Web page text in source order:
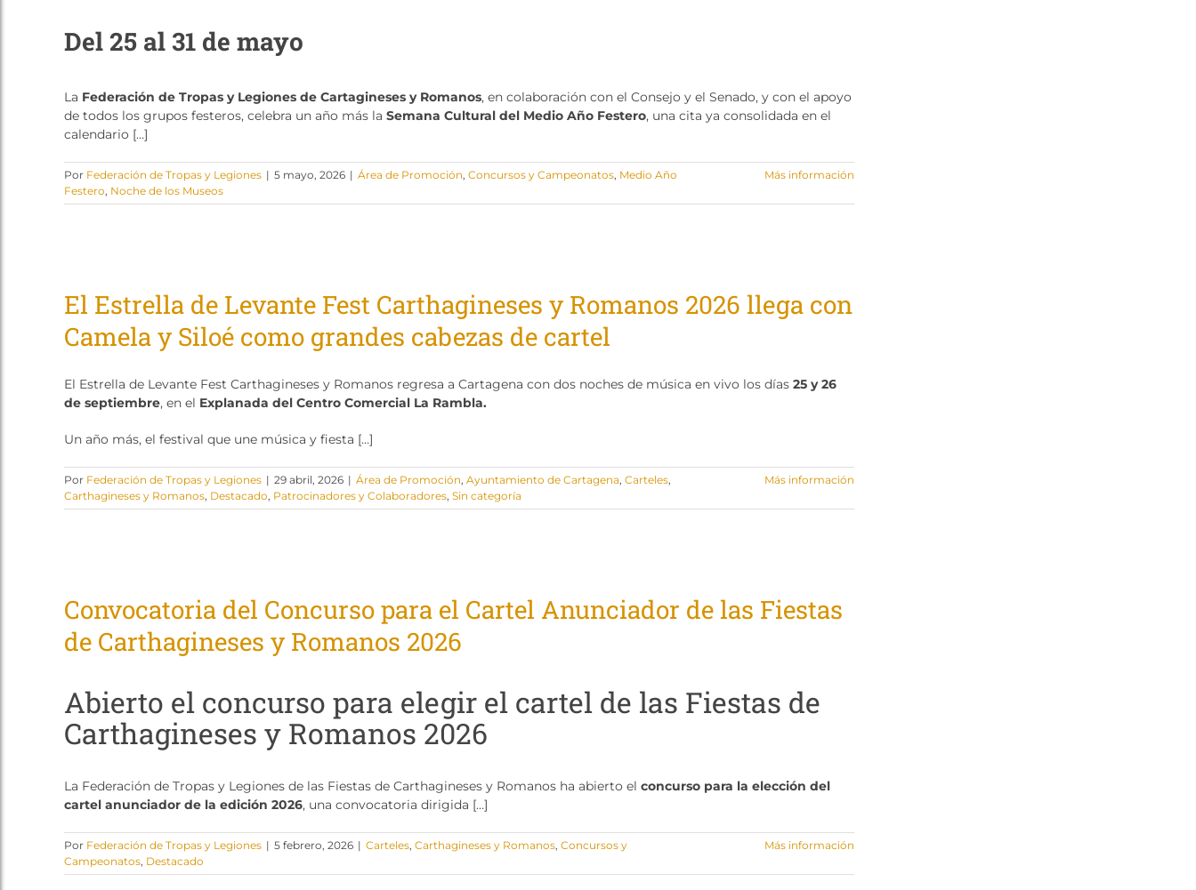
Del 25 al 31 de mayo
La Federación de Tropas y Legiones de Cartagineses y Romanos, en colaboración con el Consejo y el Senado, y con el apoyo
de todos los grupos festeros, celebra un año más la Semana Cultural del Medio Año Festero, una cita ya consolidada en el
calendario […]
Por Federación de Tropas y Legiones | 5 mayo, 2026 | Área de Promoción, Concursos y Campeonatos, Medio Año
Festero, Noche de los Museos
Más información
El Estrella de Levante Fest Carthagineses y Romanos 2026 llega con
Camela y Siloé como grandes cabezas de cartel
El Estrella de Levante Fest Carthagineses y Romanos regresa a Cartagena con dos noches de música en vivo los días 25 y 26
de septiembre, en el Explanada del Centro Comercial La Rambla.
Un año más, el festival que une música y fiesta […]
Por Federación de Tropas y Legiones | 29 abril, 2026 | Área de Promoción, Ayuntamiento de Cartagena, Carteles,
Carthagineses y Romanos, Destacado, Patrocinadores y Colaboradores, Sin categoría
Más información
Convocatoria del Concurso para el Cartel Anunciador de las Fiestas
de Carthagineses y Romanos 2026
Abierto el concurso para elegir el cartel de las Fiestas de
Carthagineses y Romanos 2026
La Federación de Tropas y Legiones de las Fiestas de Carthagineses y Romanos ha abierto el concurso para la elección del
cartel anunciador de la edición 2026, una convocatoria dirigida […]
Por Federación de Tropas y Legiones | 5 febrero, 2026 | Carteles, Carthagineses y Romanos, Concursos y
Campeonatos, Destacado
Más información